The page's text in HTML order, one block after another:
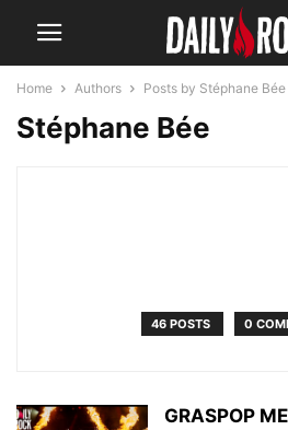
Home Authors Posts by Stéphane Bée
Stéphane Bée
46 POSTS 0
GRASPOP